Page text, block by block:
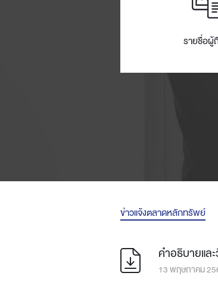
รายชื่อผู้
ข่าวแจ้งตลาดหลักทรัพย์
คำอธิบายแล
13 พฤษภาคม